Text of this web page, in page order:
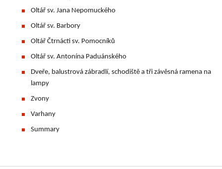
Oltář sv. Jana Nepomuckého
Oltář sv. Barbory
Oltář Čtrnácti sv. Pomocníků
Oltář sv. Antonína Paduánského
Dveře, balustrová zábradlí, schodiště a tři závěsná ramena na
lampy
Zvony
Varhany
Summary